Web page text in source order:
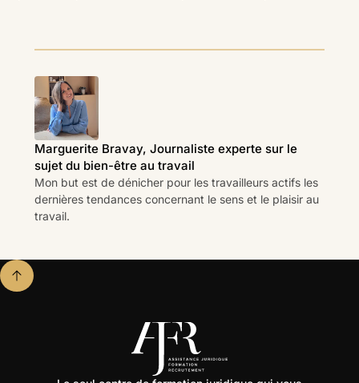
Marguerite Bravay, Journaliste experte sur le
sujet du bien-être au travail
Mon but est de dénicher pour les travailleurs actifs les
dernières tendances concernant le sens et le plaisir au
travail.